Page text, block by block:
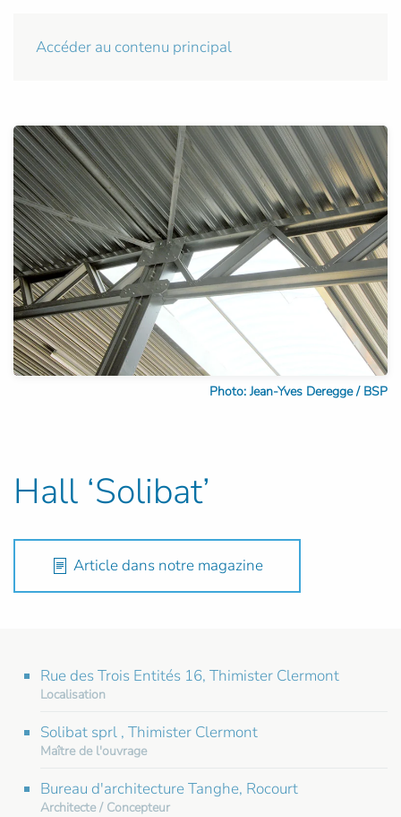
Accéder au contenu principal
Photo: Jean-Yves Deregge / BSP
Hall ‘Solibat’
Article dans notre magazine
Rue des Trois Entités 16, Thimister Clermont
Localisation
Solibat sprl , Thimister Clermont
Maître de l'ouvrage
Bureau d'architecture Tanghe, Rocourt
Architecte / Concepteur